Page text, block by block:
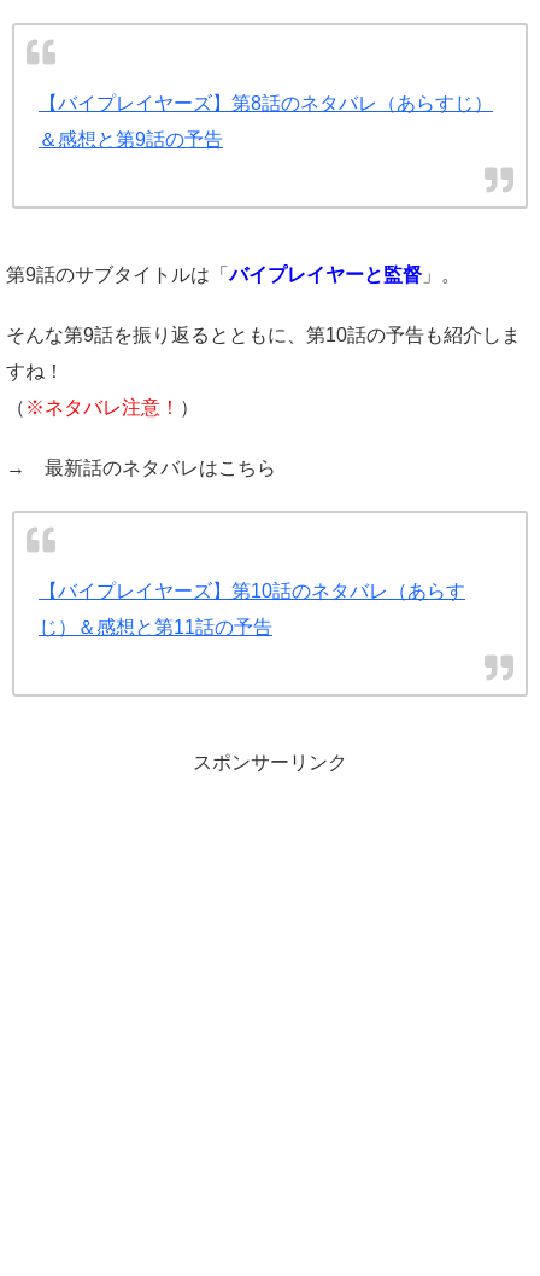
【バイプレイヤーズ】第8話のネタバレ（あらすじ）
＆感想と第9話の予告
第9話のサブタイトルは「バイプレイヤーと監督 」。
そんな第9話を振り返るとともに、第10話の予告も紹介しま
すね！
（ ※ネタバレ注意！ ）
→ 最新話のネタバレはこちら
【バイプレイヤーズ】第10話のネタバレ（あらす
じ）＆感想と第11話の予告
スポンサーリンク